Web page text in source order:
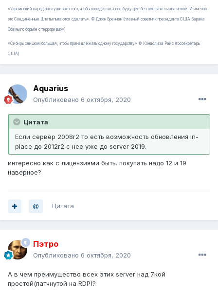
«Украинский народ заслуживает того, чтобы определять своё будущее без вмешательства извне. И именно
это Соединённые Штаты пытаются сделать». © Джон Бреннан (главный советник президента США Барака
Обамы по борьбе с терроризмом)
«Сибирь слишком большая, чтобы принадлежать одному государству» © Кондолиза Райс (госсекретарь
США)
Aquarius
Опубликовано 6 октября, 2020
Цитата
Если сервер 2008r2 то есть возможность обновления in-
place до 2012r2 с нее уже до server 2019.
интересно как с лицензиями быть. покупать надо 12 и 19
наверное?
Цитата
Пэтро
Опубликовано 6 октября, 2020
А в чем преимущество всех этих server над 7кой
простой(патчнутой на RDP)?